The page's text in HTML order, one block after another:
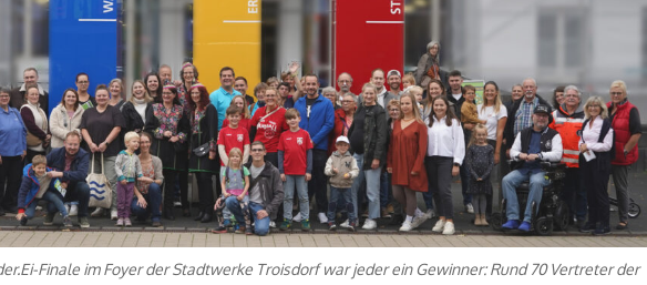
Finale im Foyer der Stadtwerke Troisdorf war jeder ein Gewinner: Rund 70 Vertreter der